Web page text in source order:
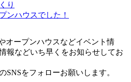
り
ンハウスでした！
オープンハウスなどイベント情
報などいち早くをお知らせしてお
SNSをフォローお願いします。